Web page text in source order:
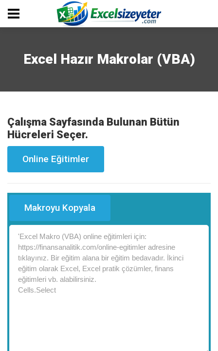
Excel Hazır Makrolar (VBA)
Çalışma Sayfasında Bulunan Bütün
Hücreleri Seçer.
Online Eğitimler
Makroyu Kopyala